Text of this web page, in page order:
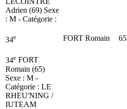
Adrien (69) Sexe
: M - Catégorie :
34e FORT Romain 65
34e FORT
Romain (65)
Sexe : M -
Catégorie : LE
RHEU'NING /
IUTEAM